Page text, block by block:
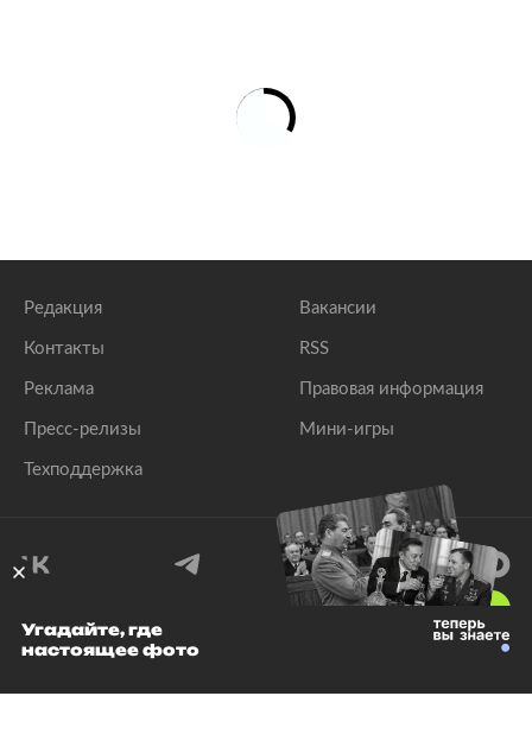
Редакция
Контакты
Реклама
Пресс-релизы
Техподдержка
Вакансии
RSS
Правовая информация
Мини-игры
© 1999–2026 Все права защищены.
Угадайте, где
настоящее фото